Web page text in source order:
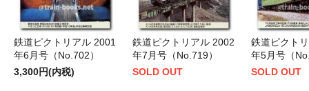
鉄道ピクトリアル 2001
年6月号（No.702）
3,300円(内税)
鉄道ピクトリアル 2002
年7月号（No.719）
SOLD OUT
鉄道ピクト
年5月号（
SOLD OUT